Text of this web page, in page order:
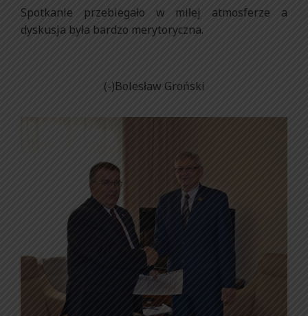
Spotkanie przebiegało w miłej atmosferze a
dyskusja była bardzo merytoryczna.
(-)Bolesław Groński